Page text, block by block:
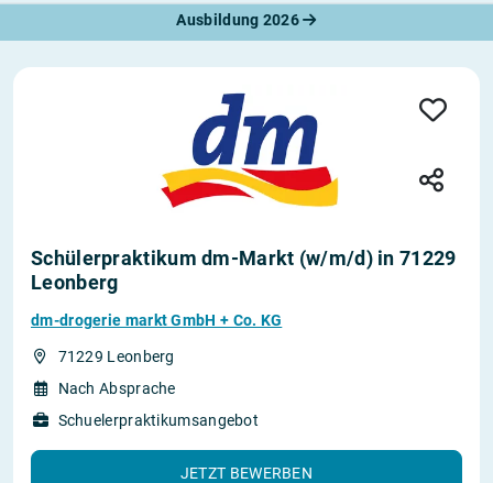
Ausbildung 2026
Schülerpraktikum dm-Markt (w/m/d) in 71229
Leonberg
dm-drogerie markt GmbH + Co. KG
71229 Leonberg
Nach Absprache
Schuelerpraktikumsangebot
JETZT BEWERBEN